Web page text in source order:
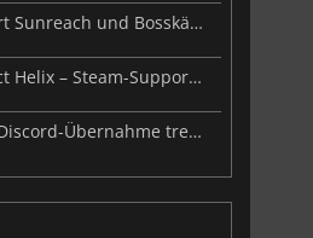
Palworld-Update verbessert Sunreach und Bosskämpfe deutlich
Microsoft überdenkt Project Helix – Steam-Support gefährdet
Malware-Karten und eine Discord-Übernahme treffen Meccha Chameleon